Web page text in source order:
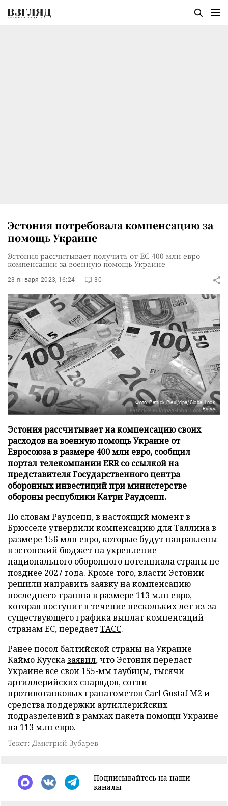
Эстония потребовала компенсацию за
помощь Украине
Эстония рассчитывает получить от ЕС 400 млн евро
компенсации за военную помощь Украине
23 января 2023, 16:24 30
Фото: Patrick Pleul/dpa/Global Look
Press
Эстония рассчитывает на компенсацию своих
расходов на военную помощь Украине от
Евросоюза в размере 400 млн евро, сообщил
портал телекомпании ERR со ссылкой на
представителя Государственного центра
оборонных инвестиций при министерстве
обороны республики Катри Раудсепп.
По словам Раудсепп, в настоящий момент в
Брюсселе утвердили компенсацию для Таллина в
размере 156 млн евро, которые будут направлены
в эстонский бюджет на укрепление
национального оборонного потенциала страны не
позднее 2027 года. Кроме того, власти Эстонии
решили направить заявку на компенсацию
последнего транша в размере 113 млн евро,
которая поступит в течение нескольких лет из-за
существующего графика выплат компенсаций
странам ЕС, передаетТАСС.
Ранее посол балтийской страны на Украине
Каймо Кууска заявил, что Эстония передаст
Украине все свои 155-мм гаубицы, тысячи
артиллерийских снарядов, сотни
противотанковых гранатометов Carl Gustaf М2 и
средства поддержки артиллерийских
подразделений в рамках пакета помощи Украине
на 113 млн евро.
Текст: Дмитрий Зубарев
Подписывайтесь на наши
каналы